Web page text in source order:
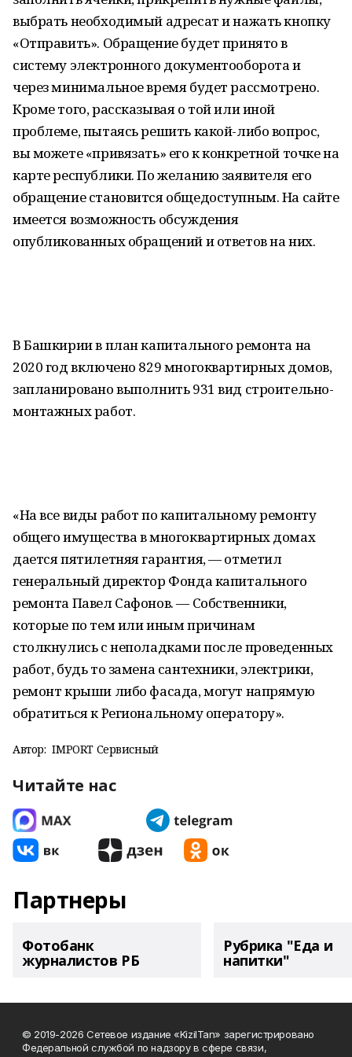
выбрать необходимый адресат и нажать кнопку
«Отправить». Обращение будет принято в
систему электронного документооборота и
через минимальное время будет рассмотрено.
Кроме того, рассказывая о той или иной
проблеме, пытаясь решить какой-либо вопрос,
вы можете «привязать» его к конкретной точке на
карте республики. По желанию заявителя его
обращение становится общедоступным. На сайте
имеется возможность обсуждения
опубликованных обращений и ответов на них.
В Башкирии в план капитального ремонта на
2020 год включено 829 многоквартирных домов,
запланировано выполнить 931 вид строительно-
монтажных работ.
«На все виды работ по капитальному ремонту
общего имущества в многоквартирных домах
дается пятилетняя гарантия, — отметил
генеральный директор Фонда капитального
ремонта Павел Сафонов. — Собственники,
которые по тем или иным причинам
столкнулись с неполадками после проведенных
работ, будь то замена сантехники, электрики,
ремонт крыши либо фасада, могут напрямую
обратиться к Региональному оператору».
Автор: IMPORT Сервисный
Читайте нас
Партнеры
Фотобанк
журналистов РБ
Рубрика "Еда и
напитки"
© 2019-2026 Сетевое издание «KizilTan» зарегистрировано
Федеральной службой по надзору в сфере связи,